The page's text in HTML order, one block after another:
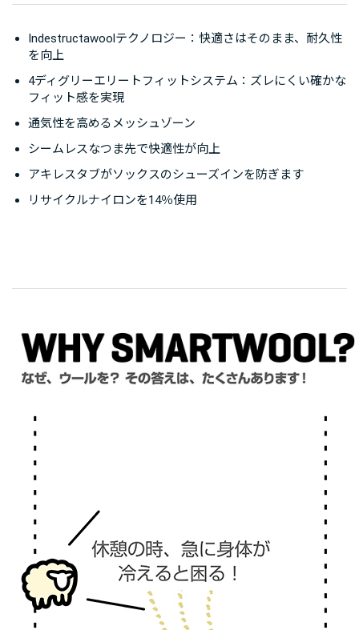
Indestructawoolテクノロジー：快適さはそのまま、耐久性
を向上
4ディグリーエリートフィットシステム：ズレにくい確かな
フィット感を実現
通気性を高めるメッシュゾーン
シームレスなつま先で快適性が向上
アキレスタブがソックスのシューズインを防ぎます
リサイクルナイロンを14％使用